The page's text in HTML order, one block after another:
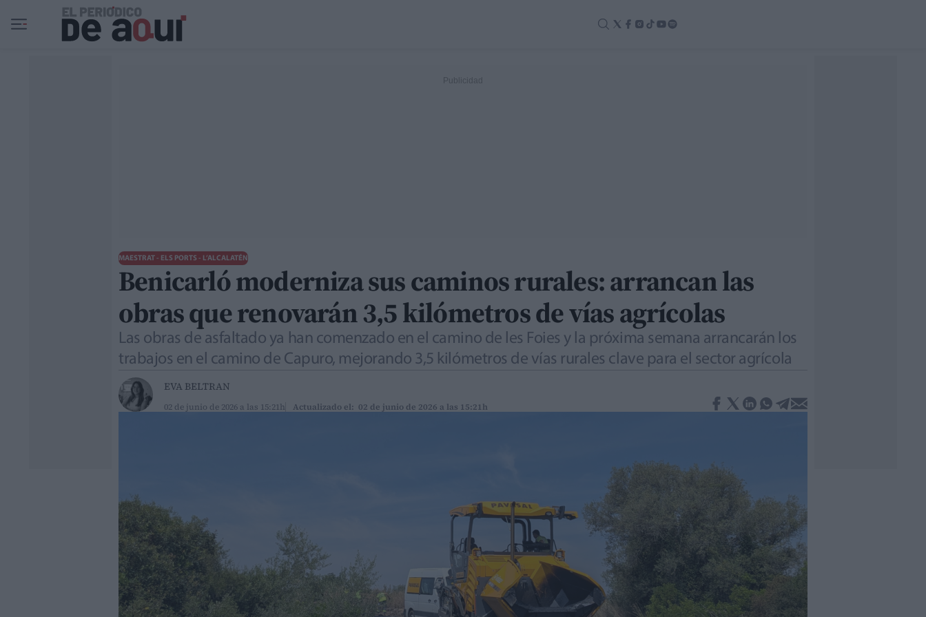
Ir al contenido principal
MAESTRAT - ELS PORTS - L’ALCALATÉN
Benicarló moderniza sus caminos rurales: arrancan las
obras que renovarán 3,5 kilómetros de vías agrícolas
Las obras de asfaltado ya han comenzado en el camino de les Foies y la próxima semana arrancarán los
trabajos en el camino de Capuro, mejorando 3,5 kilómetros de vías rurales clave para el sector agrícola
EVA BELTRAN
02 de junio de 2026 a las 15:21h Actualizado el: 02 de junio de 2026 a las 15:21h